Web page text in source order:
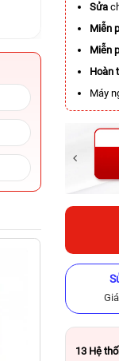
-3.900.000đ
Sửa
Miễn
Miễn
Hoàn
Máy
Giá
13 Hệ